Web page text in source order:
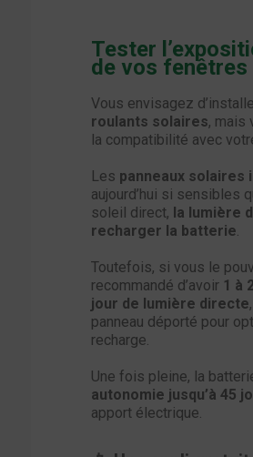
Tester
de vos fenêtres
Vous envisagez
roulants solaires, mais
la compatibilité avec
Les panneaux solaires
aujourd’hui si sensibles
soleil direct, la lumière
recharger la batterie.
Toutefois, si vous le
recommandé d’avoir 1 à
jour de lumière directe
panneau déporté pour
recharge.
Une fois pleine, la
autonomie jusqu’à 45
apport électrique.